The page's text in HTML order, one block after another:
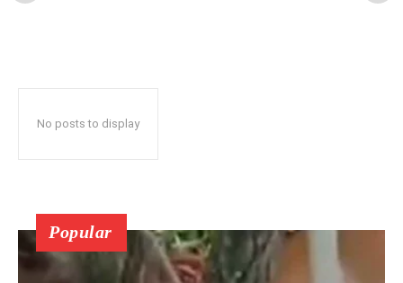
No posts to display
Popular